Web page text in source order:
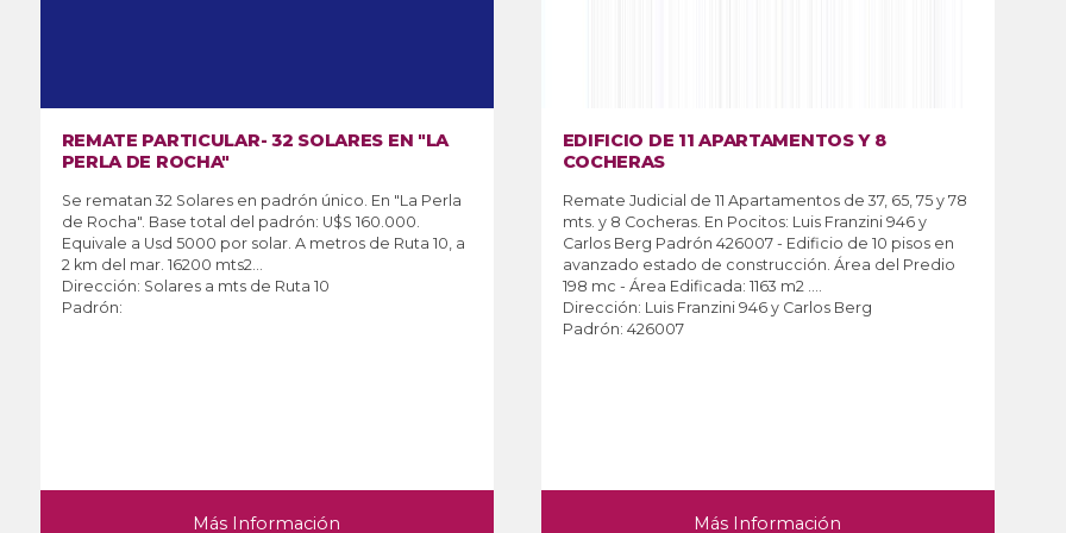
EN "LA
En "La Perla
160.000.
de Ruta 10, a
EDIFICIO DE 11 APARTAMENTOS Y 8
COCHERAS
Remate Judicial de 11 Apartamentos de 37, 65, 75 y 78
mts. y 8 Cocheras. En Pocitos: Luis Franzini 946 y
Carlos Berg Padrón 426007 - Edificio de 10 pisos en
avanzado estado de construcción. Área del Predio
198 mc - Área Edificada: 1163 m2 ....
CASA EN PUNTA DEL ESTE
600 m2. Gran jardín al frente, living
cocina integrada, 3 dormitorios, 2 baños (
suite), barbacoa. Grandes ventanales,
porteña. Padrón 12.402....
Dirección: Punta del Este
Padrón: 12402